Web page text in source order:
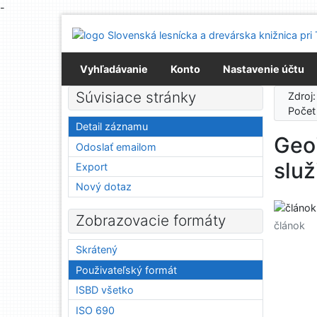
-
Prejsť na menu
Prehlásenie o webovej prístupnosti
Vyhľadávanie
Konto Nastavenie účtu
článok
Súvisiace stránky
Detail záznamu
Odoslať emailom
Export
Nový dotaz
Zobrazovacie formáty
Skrátený
Použivateľský formát
ISBD všetko
ISO 690